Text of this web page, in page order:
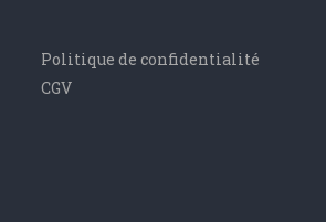
Politique de confidentialité
CGV